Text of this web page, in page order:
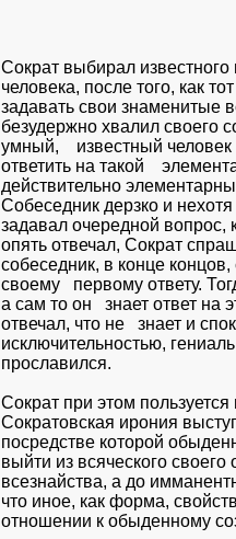
Сократ выбирал известного
человека, после того, как
задавать свои знаменитые
безудержно хвалил своего
умный,    известный
ответить на такой
действительно
Собеседник дерзко и
задавал очередной вопрос,
опять отвечал, Сократ
собеседник, в конце
своему   первому ответу.
а сам то он   знает ответ
отвечал, что не   знает и
исключительностью,
прославился.
Сократ при этом
Cократовская ирония
посредстве которой
выйти из всяческого своего
всезнайства, а до
что иное, как форма,
отношении к обыденному